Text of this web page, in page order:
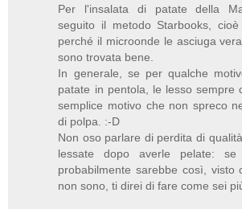
Per l'insalata di patate della
seguito il metodo Starbooks,
perché il microonde le asciuga
sono trovata bene.
In generale, se per qualche
patate in pentola, le lesso sempre
semplice motivo che non spreco
di polpa. :-D
Non oso parlare di perdita di
lessate dopo averle pelate:
probabilmente sarebbe così, visto
non sono, ti direi di fare come sei